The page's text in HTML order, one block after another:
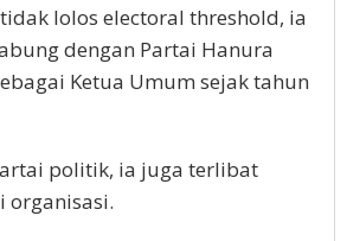
lolos electoral threshold, ia
dengan Partai Hanura
Ketua Umum sejak tahun
politik, ia juga terlibat
organisasi.